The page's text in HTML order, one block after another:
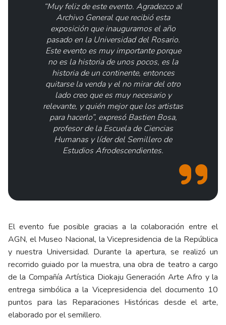
“Muy feliz de este evento. Agradezco al
Archivo General que recibió esta
exposición que inauguramos el año
pasado en la Universidad del Rosario.
Este evento es muy importante porque
no es la historia de unos pocos, es la
historia de un continente, entonces
quitarse la venda y el no mirar del otro
lado creo que es muy necesario y
relevante, y quién mejor que los artistas
para hacerlo”, expresó Bastien Bosa,
profesor de la Escuela de Ciencias
Humanas y líder del Semillero de
Estudios Afrodescendientes.
El evento fue posible gracias a la colaboración entre el
AGN, el Museo Nacional, la Vicepresidencia de la República
y nuestra Universidad. Durante la apertura, se realizó un
recorrido guiado por la muestra, una obra de teatro a cargo
de la Compañía Artística Diokaju Generación Arte Afro y la
entrega simbólica a la Vicepresidencia del documento 10
puntos para las Reparaciones Históricas desde el arte,
elaborado por el semillero.